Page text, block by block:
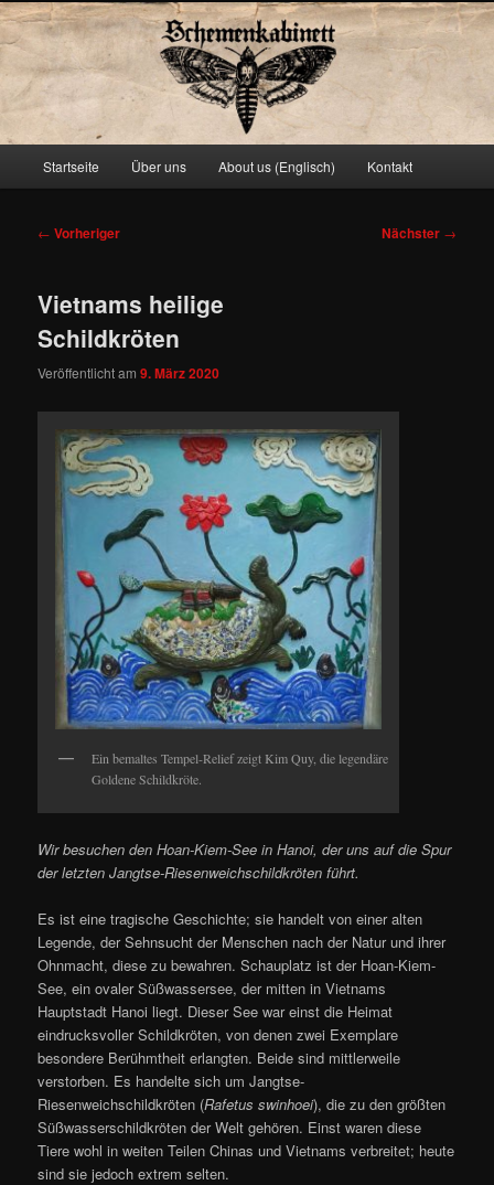
Schemenkabinett
Zum
springen
Startseite Über uns About us (Englisch) Kontakt
Beitragsnavigation
← Vorheriger Nächster →
Vietnams heilige
Schildkröten
Veröffentlicht am9. März 2020
Ein bemaltes Tempel-Relief zeigt Kim Quy, die legendäre
Goldene Schildkröte.
Wir besuchen den Hoan-Kiem-See in Hanoi, der uns auf die Spur
der letzten Jangtse-Riesenweichschildkröten führt.
Es ist eine tragische Geschichte; sie handelt von einer alten
Legende, der Sehnsucht der Menschen nach der Natur und ihrer
Ohnmacht, diese zu bewahren. Schauplatz ist der Hoan-Kiem-
See, ein ovaler Süßwassersee, der mitten in Vietnams
Hauptstadt Hanoi liegt. Dieser See war einst die Heimat
eindrucksvoller Schildkröten, von denen zwei Exemplare
besondere Berühmtheit erlangten. Beide sind mittlerweile
verstorben. Es handelte sich um Jangtse-
Riesenweichschildkröten (Rafetus swinhoei), die zu den größten
Süßwasserschildkröten der Welt gehören. Einst waren diese
Tiere wohl in weiten Teilen Chinas und Vietnams verbreitet; heute
sind sie jedoch extrem selten.